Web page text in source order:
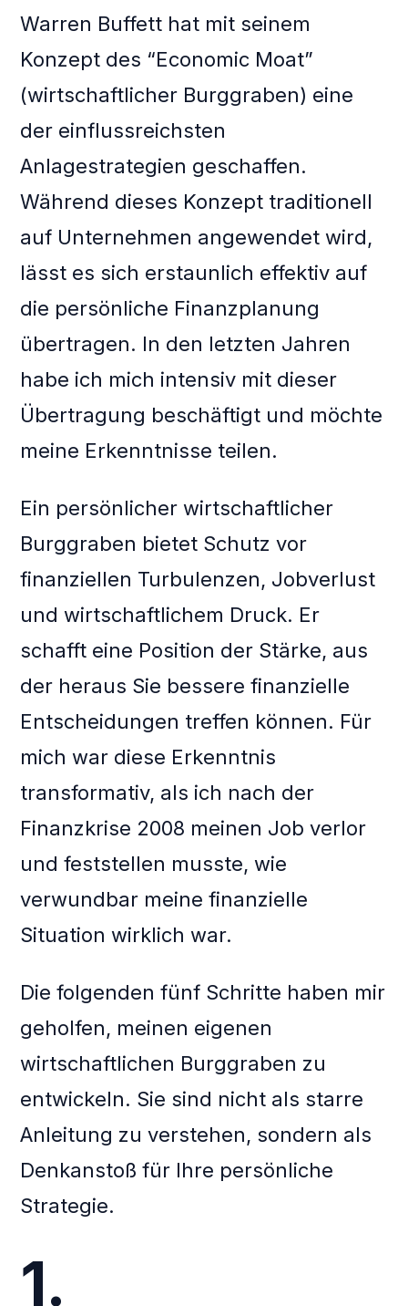
Warren Buffett hat mit seinem
Konzept des “Economic Moat”
(wirtschaftlicher Burggraben) eine
der einflussreichsten
Anlagestrategien geschaffen.
Während dieses Konzept traditionell
auf Unternehmen angewendet wird,
lässt es sich erstaunlich effektiv auf
die persönliche Finanzplanung
übertragen. In den letzten Jahren
habe ich mich intensiv mit dieser
Übertragung beschäftigt und möchte
meine Erkenntnisse teilen.
Ein persönlicher wirtschaftlicher
Burggraben bietet Schutz vor
finanziellen Turbulenzen, Jobverlust
und wirtschaftlichem Druck. Er
schafft eine Position der Stärke, aus
der heraus Sie bessere finanzielle
Entscheidungen treffen können. Für
mich war diese Erkenntnis
transformativ, als ich nach der
Finanzkrise 2008 meinen Job verlor
und feststellen musste, wie
verwundbar meine finanzielle
Situation wirklich war.
Die folgenden fünf Schritte haben mir
geholfen, meinen eigenen
wirtschaftlichen Burggraben zu
entwickeln. Sie sind nicht als starre
Anleitung zu verstehen, sondern als
Denkanstoß für Ihre persönliche
Strategie.
1.